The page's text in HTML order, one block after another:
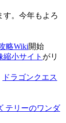
。今年もよろ
略Wiki開始
小サイト がリ
ドラゴンクエス
テリーのワンダ